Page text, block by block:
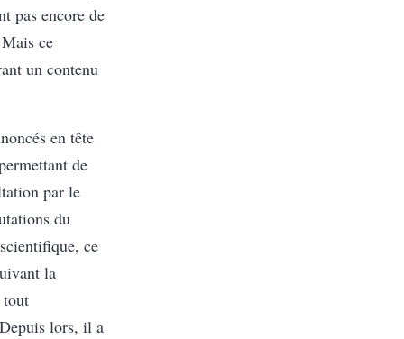
pas encore de
ce
un contenu
en tête
de
par le
du
ce
la
tout
lors, il a